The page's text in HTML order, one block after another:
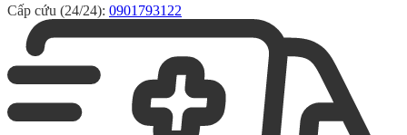
Cấp cứu (24/24): 0901793122